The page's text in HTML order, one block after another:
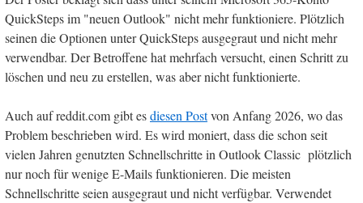
QuickSteps im "neuen Outlook" nicht mehr funktioniere. Plötzlich
seinen die Optionen unter QuickSteps ausgegraut und nicht mehr
verwendbar. Der Betroffene hat mehrfach versucht, einen Schritt zu
löschen und neu zu erstellen, was aber nicht funktionierte.
Auch auf reddit.com gibt esdiesen Postvon Anfang 2026, wo das
Problem beschrieben wird. Es wird moniert, dass die schon seit
vielen Jahren genutzten Schnellschritte in Outlook Classic plötzlich
nur noch für wenige E-Mails funktionieren. Die meisten
Schnellschritte seien ausgegraut und nicht verfügbar. Verwendet